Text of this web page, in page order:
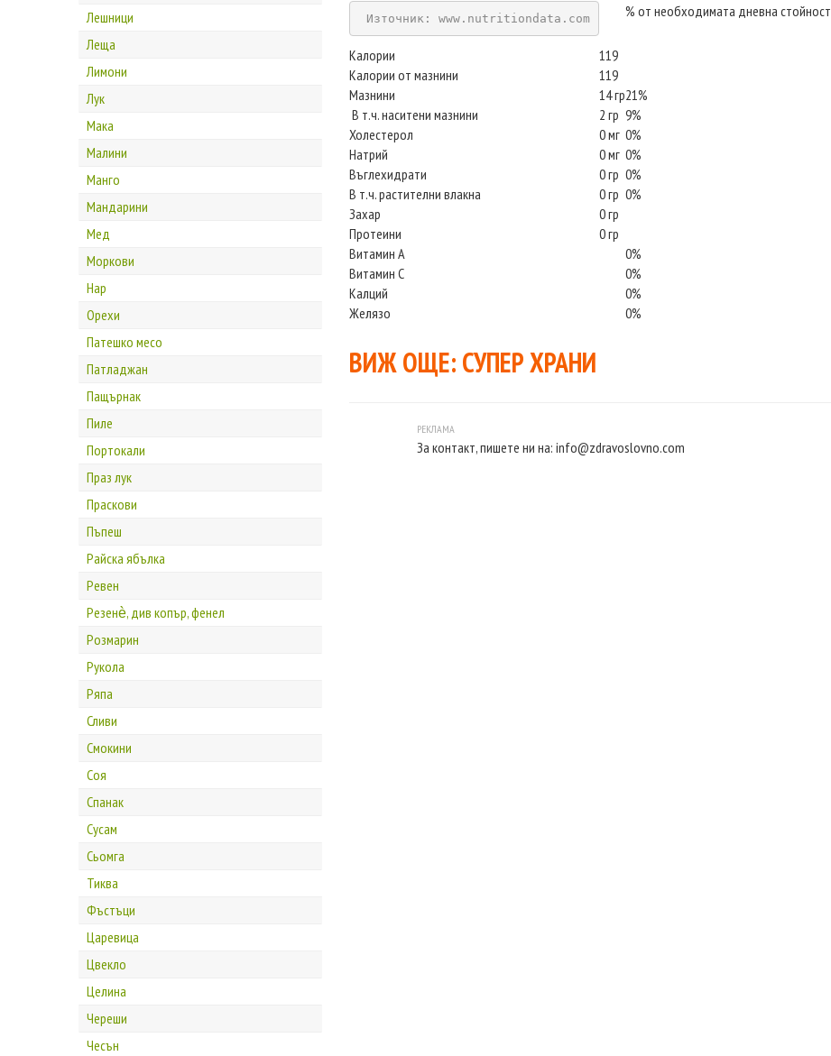
Лешници
Леща
Лимони
Лук
Мака
Малини
Манго
Мандарини
Мед
Моркови
Нар
Орехи
Патешко месо
Патладжан
Пащърнак
Пиле
Портокали
Праз лук
Праскови
Пъпеш
Райска ябълка
Ревен
Резенѐ, див копър, фенел
Розмарин
Рукола
Ряпа
Сливи
Смокини
Соя
Спанак
Сусам
Сьомга
Тиква
Фъстъци
Царевица
Цвекло
Целина
Череши
Чесън
Източник: www.nutritiondata.com % от необходимата дневна стойност
Калории
119
Калории от мазнини
119
Мазнини
14 гр21%
В т.ч. наситени мазнини
2 гр 9%
Холестерол
0 мг 0%
Натрий
0 мг 0%
Въглехидрати
0 гр 0%
В т.ч. растителни влакна
0 гр 0%
Захар
0 гр
Протеини
0 гр
Витамин А
0%
Витамин С
0%
Калций
0%
Желязо
0%
ВИЖ ОЩЕ: СУПЕР ХРАНИ
За контакт, пишете ни на: info@zdravoslovno.com